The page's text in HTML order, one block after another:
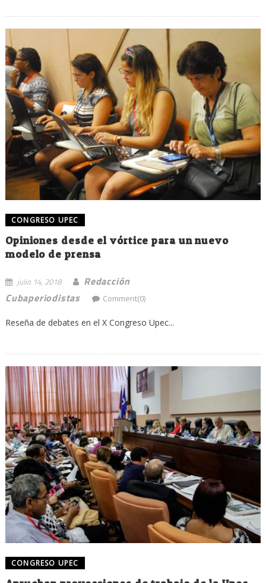
CONGRESO UPEC
Opiniones desde el vórtice para un nuevo
modelo de prensa
julio 14, 2018
Redacción
Cubaperiodistas
Comment(0)
Reseña de debates en el X Congreso Upec...
CONGRESO UPEC